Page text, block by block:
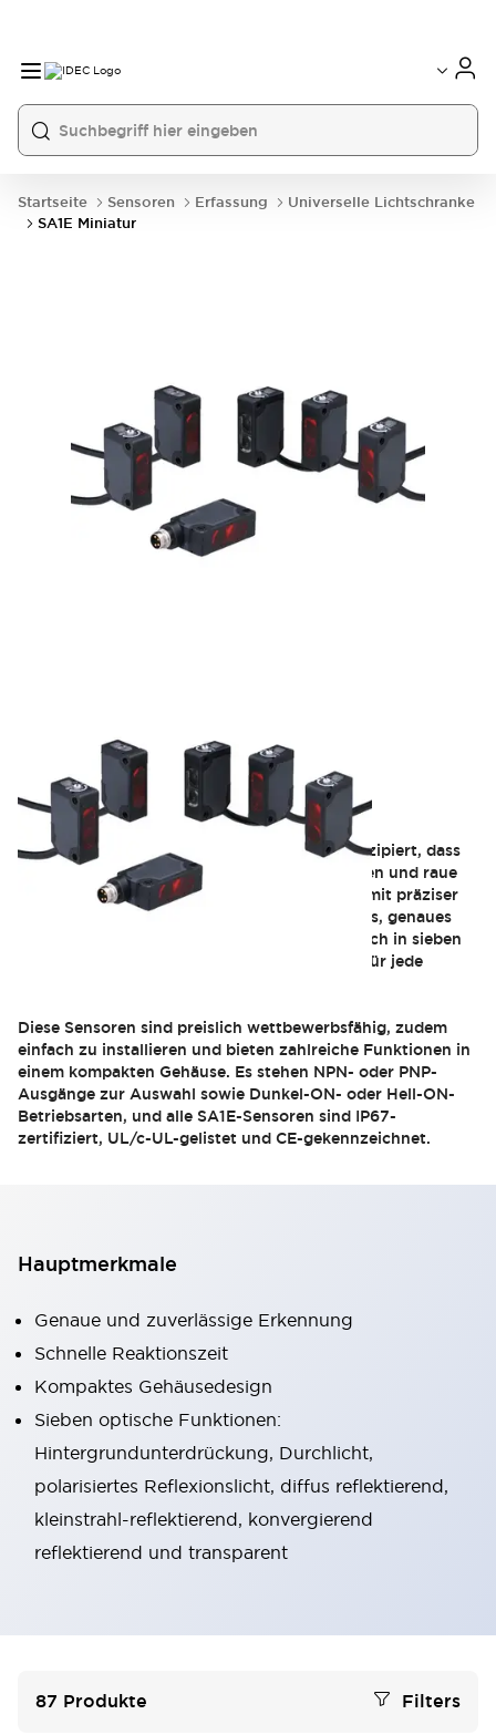
Startseite Sensoren Erfassung
Universelle Lichtschranke
SA1E Miniatur
SA1E Miniatur
Die SA1E-Photoelektrik-Sensoren sind so konzipiert, dass
sie über die Zeit hinweg konstant funktionieren und raue
Industrieumgebungen tolerieren. Sie werden mit präziser
Robotertechnik montiert, um ein zuverlässiges, genaues
und langlebiges Produkt zu erzeugen. Erhältlich in sieben
verschiedenen optischen Funktionen gibt es für jede
Diese Sensoren sind preislich wettbewerbsfähig, zudem
einfach zu installieren und bieten zahlreiche Funktionen in
einem kompakten Gehäuse. Es stehen NPN- oder PNP-
Ausgänge zur Auswahl sowie Dunkel-ON- oder Hell-ON-
Betriebsarten, und alle SA1E-Sensoren sind IP67-
zertifiziert, UL/c-UL-gelistet und CE-gekennzeichnet.
Hauptmerkmale
Genaue und zuverlässige Erkennung
Schnelle Reaktionszeit
Kompaktes Gehäusedesign
Sieben optische Funktionen:
Hintergrundunterdrückung, Durchlicht,
polarisiertes Reflexionslicht, diffus reflektierend,
kleinstrahl-reflektierend, konvergierend
reflektierend und transparent
87 Produkte Filters